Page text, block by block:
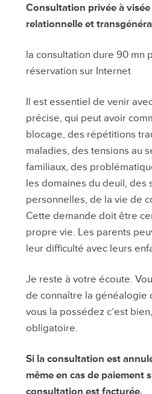
Consultation privée à
relationnelle et
la consultation dure 90 mn
réservation sur Internet
Il est essentiel de venir
précise, qui peut avoir
blocage, des répétitions
maladies, des tensions au
familiaux, des
les domaines du deuil, des
personnelles, de la vie de
Cette demande doit être
propre vie. Les parents
leur difficulté avec leurs
Je reste à votre écoute.
de connaître la généalogie
vous la possédez c’est
obligatoire.
Si la consultation est
même en cas de paiement
consultation est facturée.